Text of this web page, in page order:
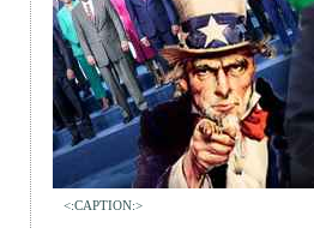
<:CAPTION:>